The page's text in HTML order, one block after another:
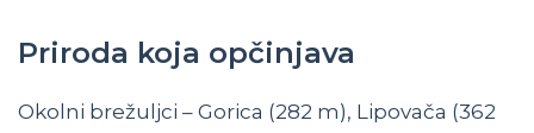
Priroda koja opčinjava
Okolni brežuljci – Gorica (282 m), Lipovača (362